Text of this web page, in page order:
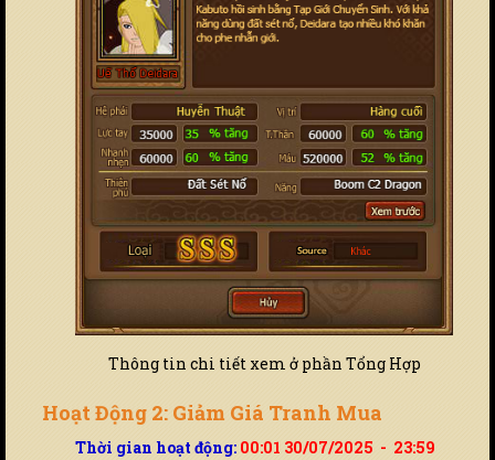
Thông tin chi tiết xem ở phần Tổng Hợp
Hoạt Động 2: Giảm Giá Tranh Mua
Thời gian hoạt động: 00:01 30/07/2025 - 23:59